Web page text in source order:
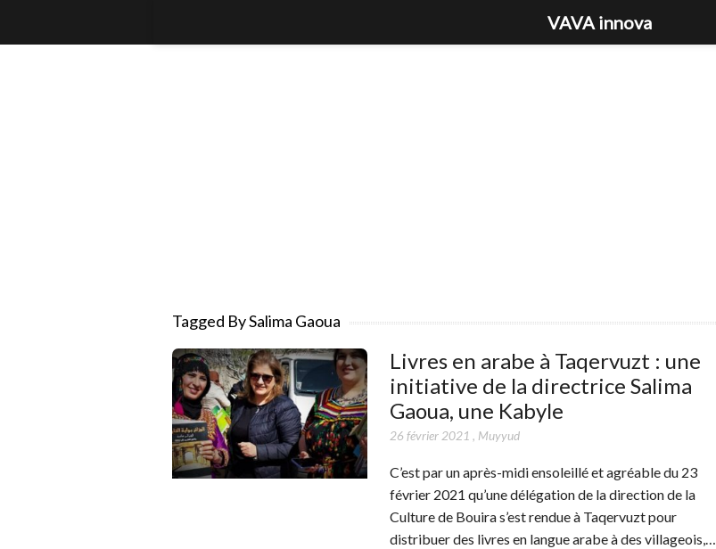
Tagged By Salima Gaoua
Livres en arabe à Taqervuzt : une
initiative de la directrice Salima
Gaoua, une Kabyle
26 février 2021 , Muyyud
C’est par un après-midi ensoleillé et agréable du 23
février 2021 qu’une délégation de la direction de la
Culture de Bouira s’est rendue à Taqervuzt pour
distribuer des livres en langue arabe à des villageois,…
VAVA innova